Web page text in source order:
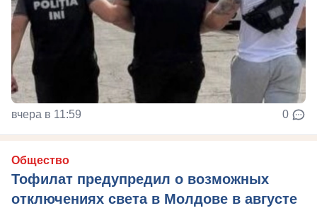
вчера в 11:59 0
Общество
Тофилат предупредил о возможных
отключениях света в Молдове в августе